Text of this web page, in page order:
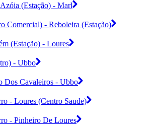
(Estação) - Marl
Comercial) - Reboleira (Estação)
(Estação) - Loures
- Ubbo
Dos Cavaleiros - Ubbo
- Loures (Centro Saude)
- Pinheiro De Loures